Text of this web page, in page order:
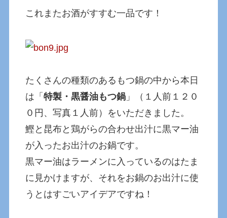
これまたお酒がすすむ一品です！
たくさんの種類のあるもつ鍋の中から本日
は「特製・黒醤油もつ鍋 」（１人前１２０
０円、写真１人前）をいただきました。
鰹と昆布と鶏がらの合わせ出汁に黒マー油
が入ったお出汁のお鍋です。
黒マー油はラーメンに入っているのはたま
に見かけますが、それをお鍋のお出汁に使
うとはすごいアイデアですね！